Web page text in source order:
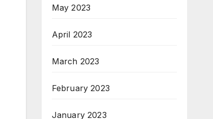
May 2023
April 2023
March 2023
February 2023
January 2023